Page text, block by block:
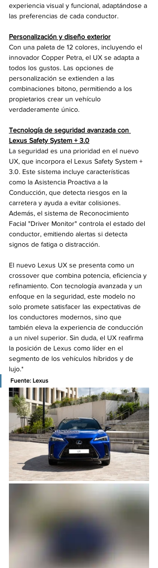
experiencia visual y funcional, adaptándose a
las preferencias de cada conductor.
Personalización y diseño exterior
Con una paleta de 12 colores, incluyendo el
innovador Copper Petra, el UX se adapta a
todos los gustos. Las opciones de
personalización se extienden a las
combinaciones bitono, permitiendo a los
propietarios crear un vehículo
verdaderamente único.
Tecnología de seguridad avanzada con
Lexus Safety System + 3.0
La seguridad es una prioridad en el nuevo
UX, que incorpora el Lexus Safety System +
3.0. Este sistema incluye características
como la Asistencia Proactiva a la
Conducción, que detecta riesgos en la
carretera y ayuda a evitar colisiones.
Además, el sistema de Reconocimiento
Facial "Driver Monitor" controla el estado del
conductor, emitiendo alertas si detecta
signos de fatiga o distracción.
El nuevo Lexus UX se presenta como un
crossover que combina potencia, eficiencia y
refinamiento. Con tecnología avanzada y un
enfoque en la seguridad, este modelo no
solo promete satisfacer las expectativas de
los conductores modernos, sino que
también eleva la experiencia de conducción
a un nivel superior. Sin duda, el UX reafirma
la posición de Lexus como líder en el
segmento de los vehículos híbridos y de
lujo.*
Fuente: Lexus